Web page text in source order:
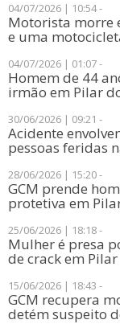
04/07/2026 | 10:54 -
Motorista morre
e uma
04/07/2026 | 01:07 -
​Homem de 44
irmão em Pilar
30/06/2026 | 09:21 -
​Acidente
pessoas feridas
28/06/2026 | 15:20 -
GCM prende
protetiva em
25/06/2026 | 18:18 -
Mulher é presa
de crack em
15/06/2026 | 18:43 -
​GCM recupera
detém suspeito